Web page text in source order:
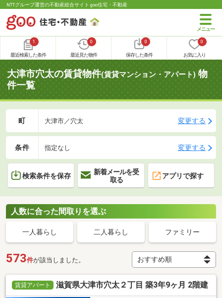
NTTグループ運営の不動産総合サイト goo住宅・不動産
1
最近検索した条件
0
最近見た物件
0
保存した条件
0
お気に入り
大津市穴太の賃貸物件(賃貸マンション・アパート) 物
件一覧
町 大津市／穴太 変更する
条件 指定なし 変更する
検索条件を保存
新着メールを受
取る
アプリで探す
人数に合った間取りを選ぶ
一人暮らし 二人暮らし ファミリー
573件が該当しました。
賃貸アパート 滋賀県大津市穴太２丁目 築3年9ヶ月 2階建